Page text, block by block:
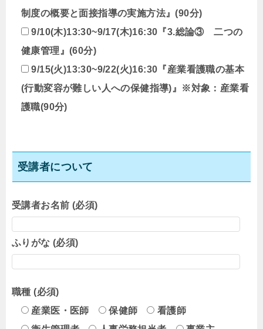
制度の概要と面接指導の実施方法』(90分)
9/10(木)13:30~9/17(木)16:30『3.総論③ 二つの
健康管理』(60分)
9/15(火)13:30~9/22(火)16:30『産業看護職の基本
(行動変容が難しい人への保健指導)』※対象：産業看
護職(90分)
受講者について
受講者お名前 (必須)
ふりがな (必須)
職種 (必須)
産業医・医師
保健師
看護師